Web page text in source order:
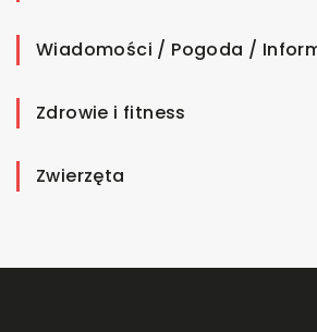
Wiadomości / Pogoda /
Zdrowie i fitness
Zwierzęta